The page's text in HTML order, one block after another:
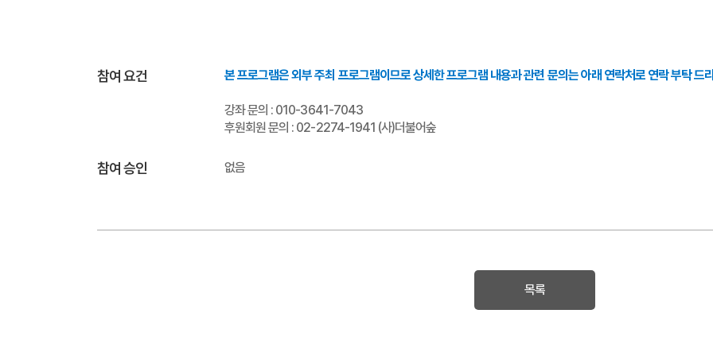
참여 요건 본 프로그램은 외부 주최 프로그램이므로 상세한 프로그램 내용과 관련 문의는 아래 연락처로 연락 부탁 드
강좌 문의 : 010-3641-7043
후원회원 문의 : 02-2274-1941 (사)더불어숲
참여 승인 없음
목록